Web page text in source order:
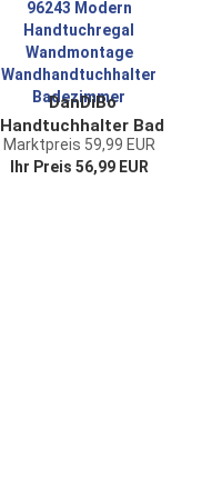
DanDiBo
Handtuchhalter Bad
Wand Metall
Schwarz 96243
Marktpreis 59,99 EUR
Ihr Preis 56,99 EUR